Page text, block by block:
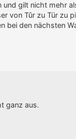
und gilt nicht mehr
von Tûr zu Tür zu
bei den nächsten
ganz aus.